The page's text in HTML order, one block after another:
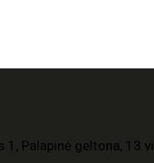
1, Palapinė geltona, 13